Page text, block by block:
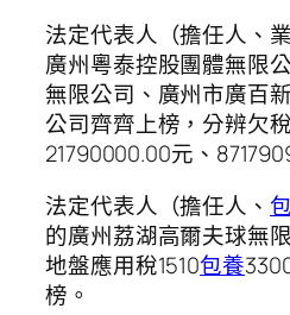
法定代表人（擔任人、
廣州粵泰控股團體無限
無限公司、廣州市廣百
公司齊齊上榜，分辨欠
21790000.00元、
法定代表人（擔任人、
的廣州荔湖高爾夫球無
地盤應用稅1510包養
榜。